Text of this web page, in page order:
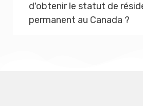
d'obtenir le statut de
permanent au Canada ?